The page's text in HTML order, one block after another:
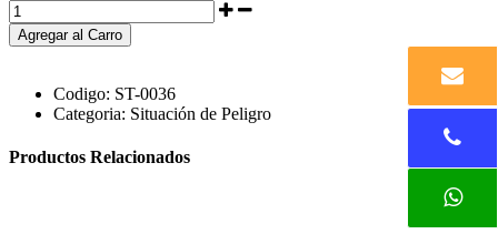
Agregar al Carro
Codigo: ST-0036
Categoria: Situación de Peligro
Productos Relacionados